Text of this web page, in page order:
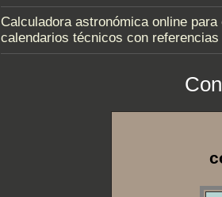
Calculadora astronómica online
calendarios técnicos con